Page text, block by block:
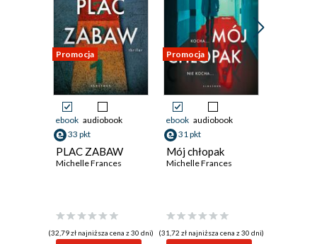
Promocja
ebook audiobook
33 pkt
PLAC ZABAW
Michelle Frances
(32,79 zł najniższa cena z 30 dni)
Promocja
ebook audiobook
31 pkt
Mój chłopak
Michelle Frances
(31,72 zł najniższa cena z 30 dni)